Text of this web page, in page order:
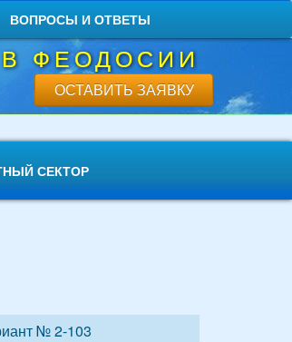
ВОПРОСЫ И ОТВЕТЫ
ФЕОДОСИИ
ОСТАВИТЬ ЗАЯВКУ
СЕКТОР
№ 2-103